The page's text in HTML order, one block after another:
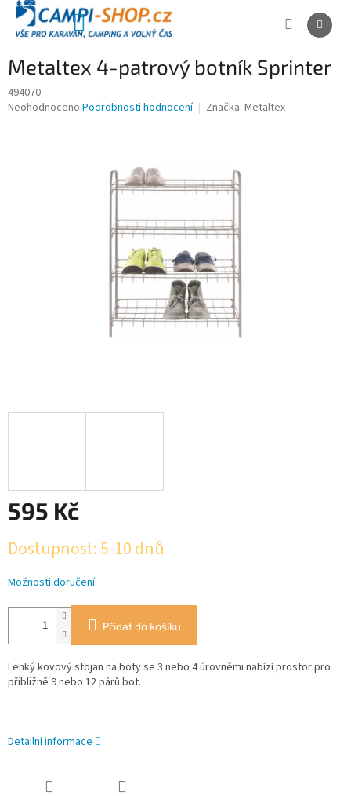
Přejít
obsah
NÁKUPNÍ
Metaltex 4-patrový botník Sprinter
494070
Průměrné
Neohodnoceno Podrobnosti hodnocení Značka: Metaltex
595 Kč
cena:
Dostupnost: 5-10 dnů
Možnosti doručení
Přidat do košíku
Lehký kovový stojan na boty se 3 nebo 4 úrovněmi nabízí prostor pro
přibližně 9 nebo 12 párů bot.
Detailní informace